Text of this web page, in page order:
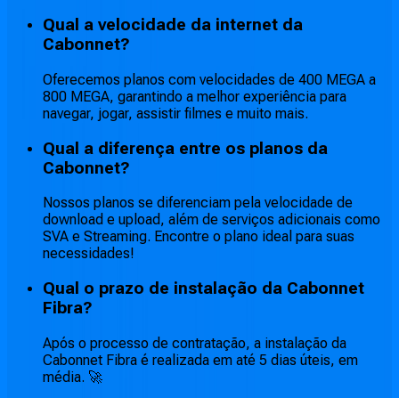
Qual a velocidade da internet da
Cabonnet?
Oferecemos planos com velocidades de 400 MEGA a
800 MEGA, garantindo a melhor experiência para
navegar, jogar, assistir filmes e muito mais.
Qual a diferença entre os planos da
Cabonnet?
Nossos planos se diferenciam pela velocidade de
download e upload, além de serviços adicionais como
SVA e Streaming. Encontre o plano ideal para suas
necessidades!
Qual o prazo de instalação da Cabonnet
Fibra?
Após o processo de contratação, a instalação da
Cabonnet Fibra é realizada em até 5 dias úteis, em
média. 🚀